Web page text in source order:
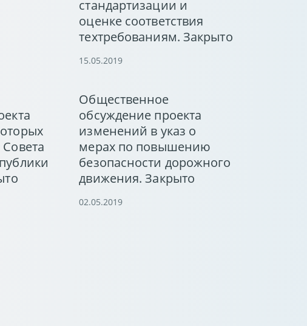
стандартизации и
оценке соответствия
техтребованиям. Закрыто
15.05.2019
Общественное
обсуждение проекта
изменений в указ о
мерах по повышению
безопасности дорожного
движения. Закрыто
02.05.2019